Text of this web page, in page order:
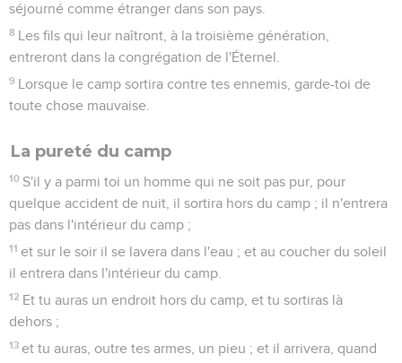
séjourné comme étranger dans son pays.
8 Les fils qui leur naîtront, à la troisième génération,
entreront dans la congrégation de l'Éternel.
9 Lorsque le camp sortira contre tes ennemis, garde-toi de
toute chose mauvaise.
La pureté du camp
10 S'il y a parmi toi un homme qui ne soit pas pur, pour
quelque accident de nuit, il sortira hors du camp ; il n'entrera
pas dans l'intérieur du camp ;
11 et sur le soir il se lavera dans l'eau ; et au coucher du soleil
il entrera dans l'intérieur du camp.
12 Et tu auras un endroit hors du camp, et tu sortiras là
dehors ;
13 et tu auras, outre tes armes, un pieu ; et il arrivera, quand